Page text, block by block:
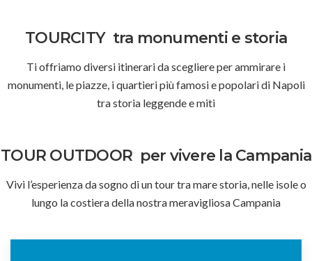
TOURCITY tra monumenti e storia
Ti offriamo diversi itinerari da scegliere per ammirare i
monumenti, le piazze, i quartieri più famosi e popolari di Napoli
tra storia leggende e miti
TOUR OUTDOOR per vivere la Campania
Vivi l’esperienza da sogno di un tour tra mare storia, nelle isole o
lungo la costiera della nostra meravigliosa Campania